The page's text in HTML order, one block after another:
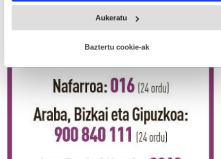
fitxategiak erabiltzen ditu. Zure esperientzia eta zerbitzuak
esplizitua ematen diguzu.Gehiago irakurri
Aukeratu
Baztertu cookie-ak